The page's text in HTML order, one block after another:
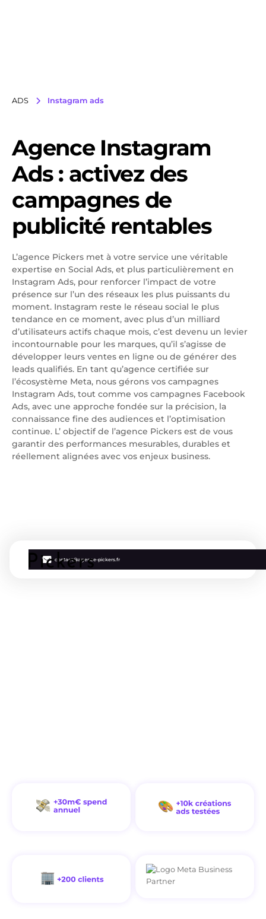
contact@agence-pickers.fr
ADS Instagram ads
Agence Instagram
Ads : activez des
campagnes de
publicité rentables
L’agence Pickers met à votre service une véritable
expertise en Social Ads, et plus particulièrement en
Instagram Ads, pour renforcer l’impact de votre
présence sur l’un des réseaux les plus puissants du
moment. Instagram reste le réseau social le plus
tendance en ce moment, avec plus d’un milliard
d’utilisateurs actifs chaque mois, c’est devenu un levier
incontournable pour les marques, qu’il s’agisse de
développer leurs ventes en ligne ou de générer des
leads qualifiés. En tant qu’agence certifiée sur
l’écosystème Meta, nous gérons vos campagnes
Instagram Ads, tout comme vos campagnes Facebook
Ads, avec une approche fondée sur la précision, la
connaissance fine des audiences et l’optimisation
continue. L’ objectif de l’agence Pickers est de vous
garantir des performances mesurables, durables et
réellement alignées avec vos enjeux business.